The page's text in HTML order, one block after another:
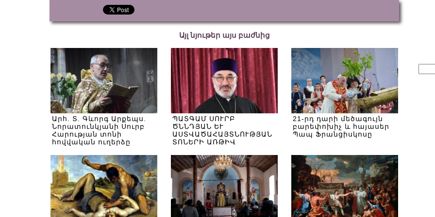
Այլ նյութեր այս բաժնից
Արհ. Տ. Գևորգ Արքեպս.
Նորատունկյանի Սուրբ
Հարության տոնի
հովվական ուղերձը
ՊԱՏԳԱՄ ՍՈՒՐԲ
ԾՆՆԴՅԱՆ ԵՒ
ԱՍՏՎԱԾԱՀԱՅՏՆՈՒԹՅԱՆ
ՏՈՆԵՐԻ ԱՌԹԻՎ
21-րդ դարի մեծագույն
բարեփոխիչ և հայասեր
Պապ Ֆրանցիսկոսը
for: